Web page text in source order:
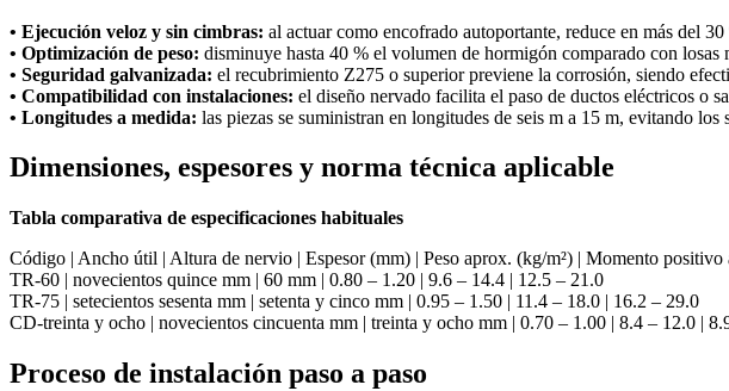
• Ejecución veloz y sin cimbras: al actuar como encofrado autoportante, reduce en más del
• Optimización de peso: disminuye hasta 40 % el volumen de hormigón comparado con losas
• Seguridad galvanizada: el recubrimiento Z275 o superior previene la corrosión, siendo
• Compatibilidad con instalaciones: el diseño nervado facilita el paso de ductos eléctricos o
• Longitudes a medida: las piezas se suministran en longitudes de seis m a 15 m, evitando los
Dimensiones, espesores y norma técnica aplicable
Tabla comparativa de especificaciones habituales
Código | Ancho útil | Altura de nervio | Espesor (mm) | Peso aprox. (kg/m²) | Momento positivo
TR-60 | novecientos quince mm | 60 mm | 0.80 – 1.20 | 9.6 – 14.4 | 12.5 – 21.0
TR-75 | setecientos sesenta mm | setenta y cinco mm | 0.95 – 1.50 | 11.4 – 18.0 | 16.2 – 29.0
CD-treinta y ocho | novecientos cincuenta mm | treinta y ocho mm | 0.70 – 1.00 | 8.4 – 12.0 |
Proceso de instalación paso a paso